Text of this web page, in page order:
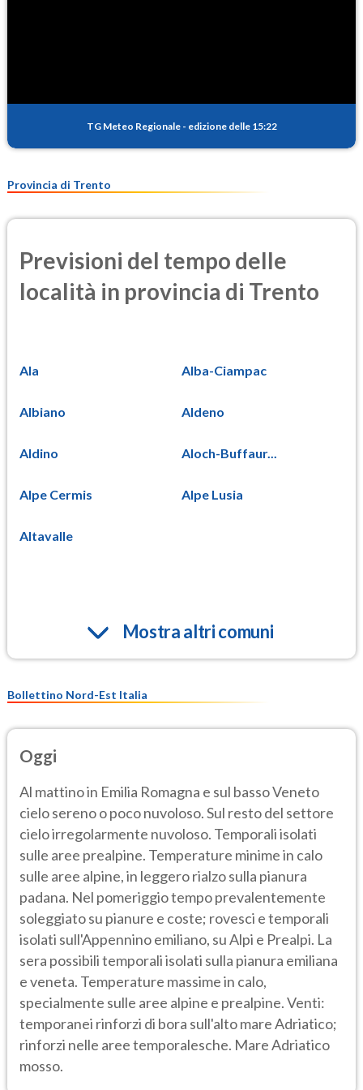
TG Meteo Regionale - edizione delle 15:22
Provincia di Trento
Previsioni del tempo delle
località in provincia di Trento
Ala Alba-Ciampac
Albiano Aldeno
Aldino Aloch-Buffaur...
Alpe Cermis Alpe Lusia
Altavalle
Mostra altri comuni
Bollettino Nord-Est Italia
Oggi
Al mattino in Emilia Romagna e sul basso Veneto
cielo sereno o poco nuvoloso. Sul resto del settore
cielo irregolarmente nuvoloso. Temporali isolati
sulle aree prealpine. Temperature minime in calo
sulle aree alpine, in leggero rialzo sulla pianura
padana. Nel pomeriggio tempo prevalentemente
soleggiato su pianure e coste; rovesci e temporali
isolati sull'Appennino emiliano, su Alpi e Prealpi. La
sera possibili temporali isolati sulla pianura emiliana
e veneta. Temperature massime in calo,
specialmente sulle aree alpine e prealpine. Venti:
temporanei rinforzi di bora sull'alto mare Adriatico;
rinforzi nelle aree temporalesche. Mare Adriatico
mosso.